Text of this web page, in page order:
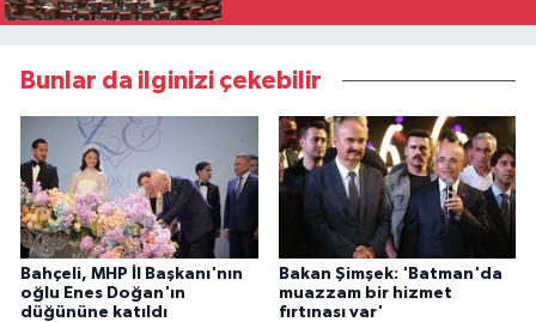
Bunlar da ilginizi çekebilir
Bahçeli, MHP İl Başkanı'nın
oğlu Enes Doğan'ın
düğününe katıldı
Bakan Şimşek: 'Batman'da
muazzam bir hizmet
fırtınası var'